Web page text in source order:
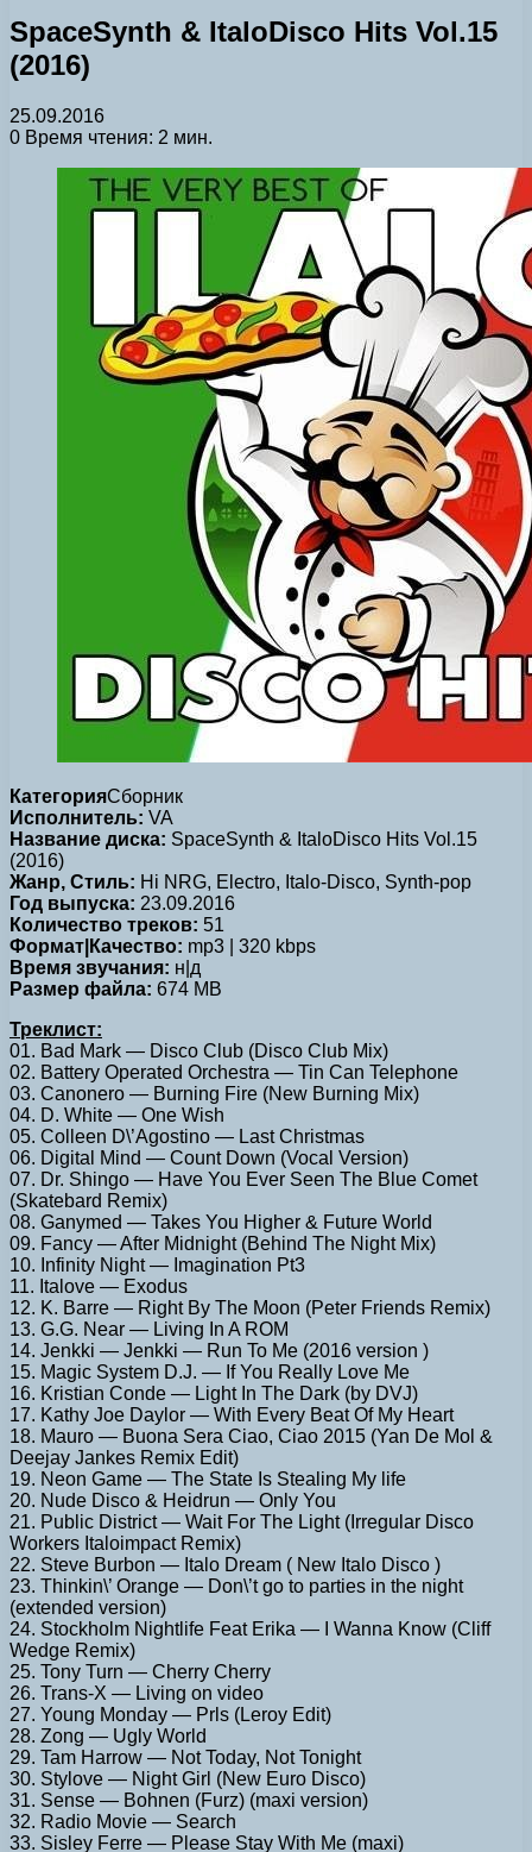
SpaceSynth & ItaloDisco Hits Vol.15
(2016)
25.09.2016
0 Время чтения: 2 мин.
КатегорияСборник
Исполнитель: VA
Название диска: SpaceSynth & ItaloDisco Hits Vol.15
(2016)
Жанр, Стиль: Hi NRG, Electro, Italo-Disco, Synth-pop
Год выпуска: 23.09.2016
Количество треков: 51
Формат|Качество: mp3 | 320 kbps
Время звучания: н|д
Размер файла: 674 MB
Треклист:
01. Bad Mark — Disco Club (Disco Club Mix)
02. Battery Operated Orchestra — Tin Can Telephone
03. Canonero — Burning Fire (New Burning Mix)
04. D. White — One Wish
05. Colleen D\’Agostino — Last Christmas
06. Digital Mind — Count Down (Vocal Version)
07. Dr. Shingo — Have You Ever Seen The Blue Comet
(Skatebard Remix)
08. Ganymed — Takes You Higher & Future World
09. Fancy — After Midnight (Behind The Night Mix)
10. Infinity Night — Imagination Pt3
11. Italove — Exodus
12. K. Barre — Right By The Moon (Peter Friends Remix)
13. G.G. Near — Living In A ROM
14. Jenkki — Jenkki — Run To Me (2016 version )
15. Magic System D.J. — If You Really Love Me
16. Kristian Conde — Light In The Dark (by DVJ)
17. Kathy Joe Daylor — With Every Beat Of My Heart
18. Mauro — Buona Sera Ciao, Ciao 2015 (Yan De Mol &
Deejay Jankes Remix Edit)
19. Neon Game — The State Is Stealing My life
20. Nude Disco & Heidrun — Only You
21. Public District — Wait For The Light (Irregular Disco
Workers Italoimpact Remix)
22. Steve Burbon — Italo Dream ( New Italo Disco )
23. Thinkin\’ Orange — Don\’t go to parties in the night
(extended version)
24. Stockholm Nightlife Feat Erika — I Wanna Know (Cliff
Wedge Remix)
25. Tony Turn — Cherry Cherry
26. Trans-X — Living on video
27. Young Monday — Prls (Leroy Edit)
28. Zong — Ugly World
29. Tam Harrow — Not Today, Not Tonight
30. Stylove — Night Girl (New Euro Disco)
31. Sense — Bohnen (Furz) (maxi version)
32. Radio Movie — Search
33. Sisley Ferre — Please Stay With Me (maxi)